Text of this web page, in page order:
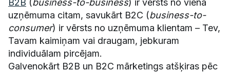
B2B (business-to-business) ir vērsts no viena
uzņēmuma citam, savukārt B2C (business-to-
consumer) ir vērsts no uzņēmuma klientam – Tev,
Tavam kaimiņam vai draugam, jebkuram
individuālam pircējam.
Galvenokārt B2B un B2C mārketings atšķiras pēc